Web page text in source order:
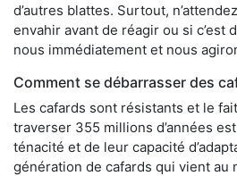
d’autres blattes. Surtout,
envahir avant de réagir ou si c’est
nous immédiatement et nous
Comment se débarrasser des
Les cafards sont résistants et le
traverser 355 millions d’années
ténacité et de leur capacité
génération de cafards qui vient au